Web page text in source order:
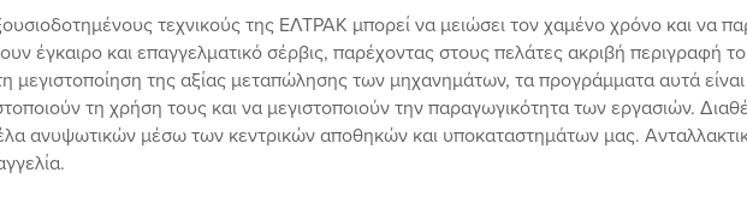
τεχνικούς της ΕΛΤΡΑΚ μπορεί να μειώσει τον χαμένο χρόνο και να
έγκαιρο και επαγγελματικό σέρβις, παρέχοντας στους πελάτες ακριβή περιγραφή
μεγιστοποίηση της αξίας μεταπώλησης των μηχανημάτων, τα προγράμματα αυτά
τη χρήση τους και να μεγιστοποιούν την παραγωγικότητα των εργασιών.
ανυψωτικών μέσω των κεντρικών αποθηκών και υποκαταστημάτων μας.